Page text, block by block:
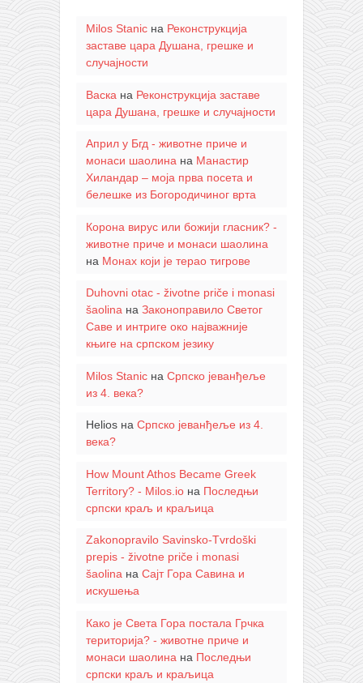
Milos Stanicна Реконструкција
заставе цара Душана, грешке и
случајности
Васка на Реконструкција заставе
цара Душана, грешке и случајности
Април у Бгд - животне приче и
монаси шаолинана Манастир
Хиландар – моја прва посета и
белешке из Богородичиног врта
Корона вирус или божији гласник? -
животне приче и монаси шаолина
на Монах који је терао тигрове
Duhovni otac - životne priče i monasi
šaolinaна Законоправило Светог
Саве и интриге око најважније
књиге на српском језику
Milos Stanicна Српско јеванђеље
из 4. века?
Heliosна Српско јеванђеље из 4.
века?
How Mount Athos Became Greek
Territory? - Milos.ioна Последњи
српски краљ и краљица
Zakonopravilo Savinsko-Tvrdoški
prepis - životne priče i monasi
šaolinaна Сајт Гора Савина и
искушења
Како је Света Гора постала Грчка
територија? - животне приче и
монаси шаолина на Последњи
српски краљ и краљица